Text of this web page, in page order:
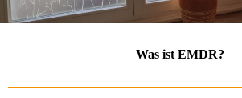
Was ist EMDR?